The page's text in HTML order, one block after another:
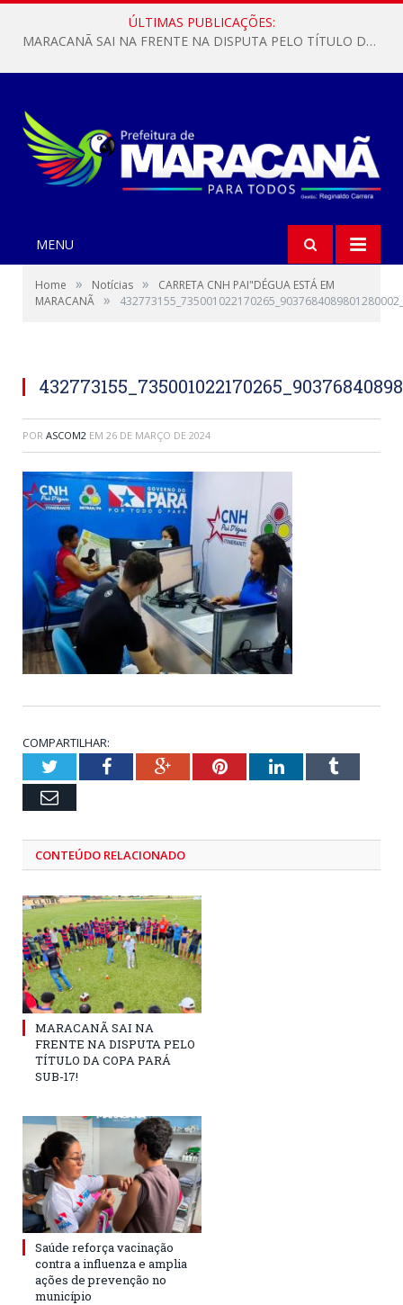
ÚLTIMAS PUBLICAÇÕES:
MARACANÃ SAI NA FRENTE NA DISPUTA PELO TÍTULO DA COPA PARÁ SUB-17!
MENU
Home » Notícias »
CARRETA CNH PAI"DÉGUA ESTÁ EM
MARACANÃ »
POR ASCOM2 EM 26 DE MARÇO DE 2024
COMPARTILHAR:
TwitterFacebookGoogle+PinterestLinkedInTumblr
Email
CONTEÚDO RELACIONADO
MARACANÃ SAI NA
FRENTE NA DISPUTA PELO
TÍTULO DA COPA PARÁ
SUB-17!
Saúde reforça vacinação
contra a influenza e amplia
ações de prevenção no
município